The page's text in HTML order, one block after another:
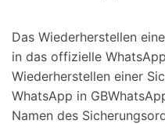
Das Wiederherstellen
in das offizielle
Wiederherstellen einer
WhatsApp in
Namen des